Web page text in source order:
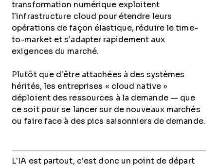
transformation numérique exploitent
l’infrastructure cloud pour étendre leurs
opérations de façon élastique, réduire le time-
to-market et s’adapter rapidement aux
exigences du marché.
Plutôt que d’être attachées à des systèmes
hérités, les entreprises « cloud native »
déploient des ressources à la demande — que
ce soit pour se lancer sur de nouveaux marchés
ou faire face à des pics saisonniers de demande.
L’IA est partout, c’est donc un point de départ